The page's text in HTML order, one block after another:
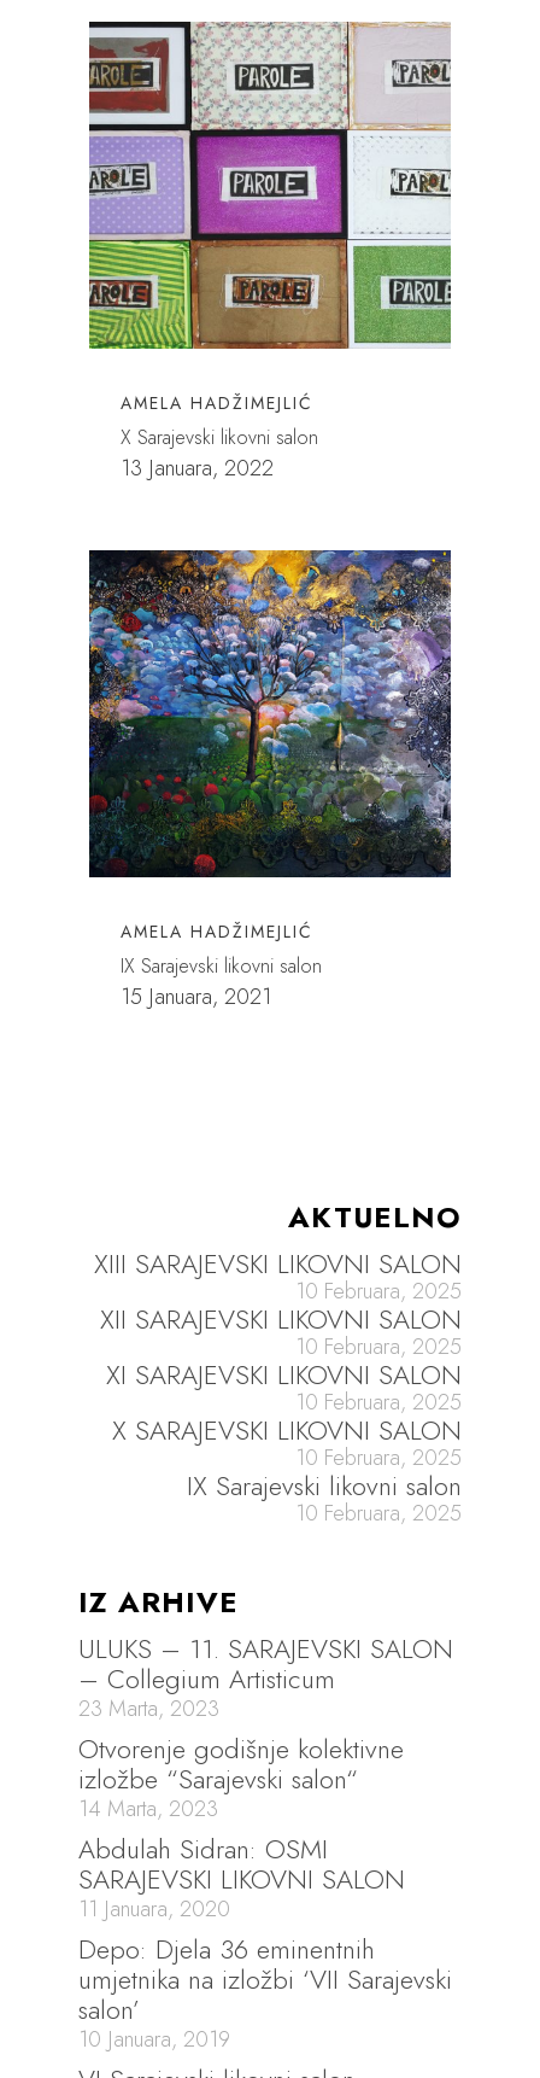
AMELA HADŽIMEJLIĆ
X Sarajevski likovni salon
13 Januara, 2022
AMELA HADŽIMEJLIĆ
IX Sarajevski likovni salon
15 Januara, 2021
AKTUELNO
XIII SARAJEVSKI LIKOVNI SALON
10 Februara, 2025
XII SARAJEVSKI LIKOVNI SALON
10 Februara, 2025
XI SARAJEVSKI LIKOVNI SALON
10 Februara, 2025
X SARAJEVSKI LIKOVNI SALON
10 Februara, 2025
IX Sarajevski likovni salon
10 Februara, 2025
IZ ARHIVE
ULUKS – 11. SARAJEVSKI SALON
– Collegium Artisticum
23 Marta, 2023
Otvorenje godišnje kolektivne
izložbe “Sarajevski salon“
14 Marta, 2023
Abdulah Sidran: OSMI
SARAJEVSKI LIKOVNI SALON
11 Januara, 2020
Depo: Djela 36 eminentnih
umjetnika na izložbi ‘VII Sarajevski
salon’
10 Januara, 2019